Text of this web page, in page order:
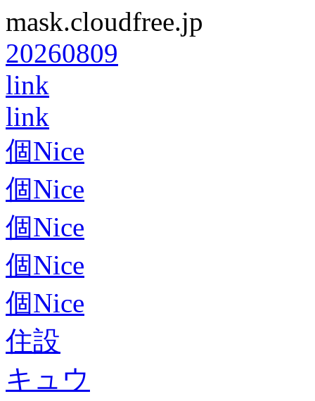
mask.cloudfree.jp
20260809
link
link
個Nice
個Nice
個Nice
個Nice
個Nice
住設
キュウ